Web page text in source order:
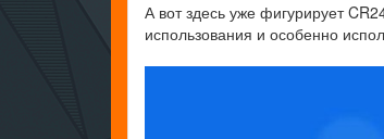
А вот здесь уже фигурирует
использования и особенно